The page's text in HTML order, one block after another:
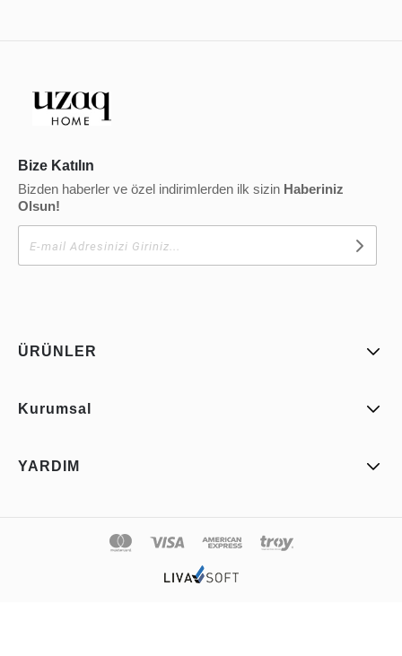
Bize Katılın
Bizden haberler ve özel indirimlerden ilk sizin Haberiniz
Olsun!
ÜRÜNLER
Kurumsal
YARDIM